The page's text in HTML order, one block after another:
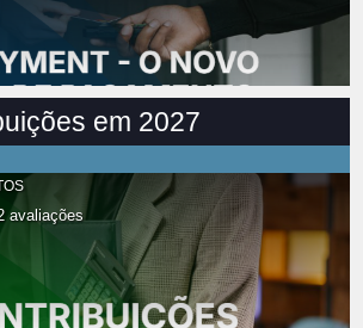
em 2027
avaliações